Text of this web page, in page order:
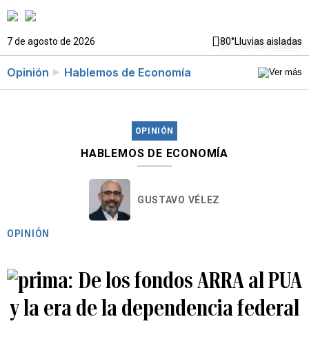
7 de agosto de 2026 80°Lluvias aisladas
Opinión Hablemos de Economía
OPINIÓN
HABLEMOS DE ECONOMÍA
GUSTAVO VÉLEZ
OPINIÓN
De los fondos ARRA al PUA
y la era de la dependencia federal